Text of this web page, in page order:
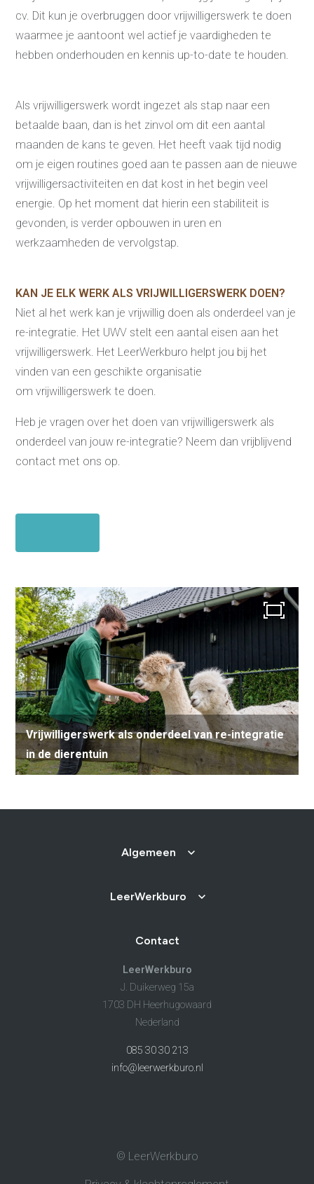
Brochure
Vacatures
Laatste nieuws
Team
Locaties
Vacatures
Nieuws
Klanten aan het woord
Werkgever aan het woord
cv. Dit kun je overbruggen door vrijwilligerswerk te doen
waarmee je aantoont wel actief je vaardigheden te
hebben onderhouden en kennis up-to-date te houden.
Als vrijwilligerswerk wordt ingezet als stap naar een
betaalde baan, dan is het zinvol om dit een aantal
maanden de kans te geven. Het heeft vaak tijd nodig
om je eigen routines goed aan te passen aan de nieuwe
vrijwilligersactiviteiten en dat kost in het begin veel
energie. Op het moment dat hierin een stabiliteit is
gevonden, is verder opbouwen in uren en
werkzaamheden de vervolgstap.
KAN JE ELK WERK ALS VRIJWILLIGERSWERK DOEN?
Niet al het werk kan je vrijwillig doen als onderdeel van je
re-integratie. Het UWV stelt een aantal eisen aan het
vrijwilligerswerk. Het LeerWerkburo helpt jou bij het
vinden van een geschikte organisatie
om vrijwilligerswerk te doen.
Heb je vragen over het doen van vrijwilligerswerk als
onderdeel van jouw re-integratie? Neem dan vrijblijvend
contact met ons op.
Vrijwilligerswerk als onderdeel van re-integratie
in de dierentuin
Algemeen
LeerWerkburo
Contact
LeerWerkburo
J. Duikerweg 15a
1703 DH Heerhugowaard
Nederland
085 30 30 213
info@leerwerkburo.nl
© LeerWerkburo